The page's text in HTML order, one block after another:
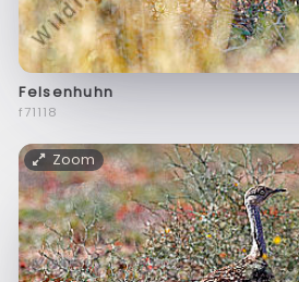
Felsenhuhn
f71118
Zoom